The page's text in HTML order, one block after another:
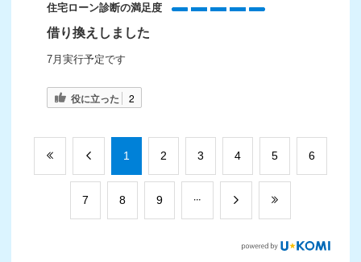
住宅ローン診断の満足度
借り換えしました
7月実行予定です
役に立った 2
​1 ​2 ​3 ​4 ​5 ​6
​7 ​8 ​9